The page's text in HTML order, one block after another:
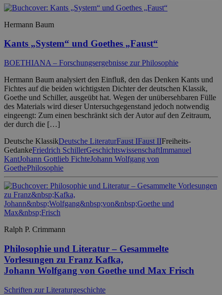
Hermann Baum
Kants „System“ und Goethes „Faust“
BOETHIANA – Forschungsergebnisse zur Philosophie
Hermann Baum analysiert den Einfluß, den das Denken Kants und
Fichtes auf die beiden wichtigsten Dichter der deutschen Klassik,
Goethe und Schiller, ausgeübt hat. Wegen der unübersehbaren Fülle
des Materials wird dieser Untersuchgegenstand jedoch notwendig
eingeengt: Zum einen beschränkt sich der Autor auf den Zeitraum,
der durch die […]
Deutsche KlassikDeutsche LiteraturFaust IFaust IIFreiheits-
GedankeFriedrich SchillerGeschichtswissenschaftImmanuel
KantJohann Gottlieb FichteJohann Wolfgang von
GoethePhilosophie
Ralph P. Crimmann
Philosophie und Literatur – Gesammelte
Vorlesungen zu Franz Kafka,
Johann Wolfgang von Goethe und Max Frisch
Schriften zur Literaturgeschichte